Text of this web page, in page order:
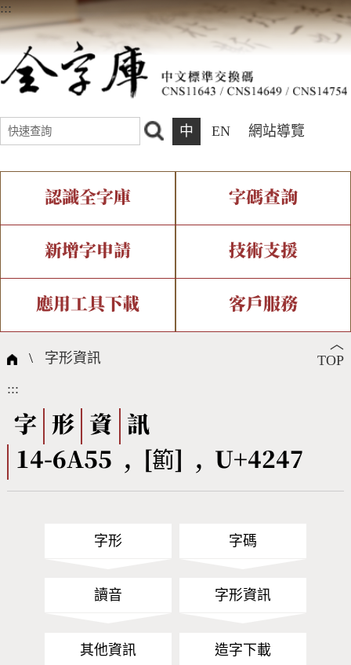
:::
中 EN 網站導覽
認識全字庫
全字庫介紹 全字庫現況
中文碼介紹 專有名詞介紹
國際字碼相關組織
字碼查詢
IDS查詢 部件查詢
複合查詢 注音查詢
筆畫查詢
筆順序查詢
CNS查詢 Unicode查詢
新增字申請
新字申請處理流程
技術支援
字形即時顯示 造字解決方案
全字庫授權 轉碼Web Service
應用工具下載
個人電腦造字處理工具
字形下載
客戶服務
問題集
熱門查詢統計
︿
TOP
\ 字形資訊
:::
字 形 資
訊
14-6A55 , [䉇] , U+4247
字形 字碼
讀音 字形資訊
其他資訊 造字下載